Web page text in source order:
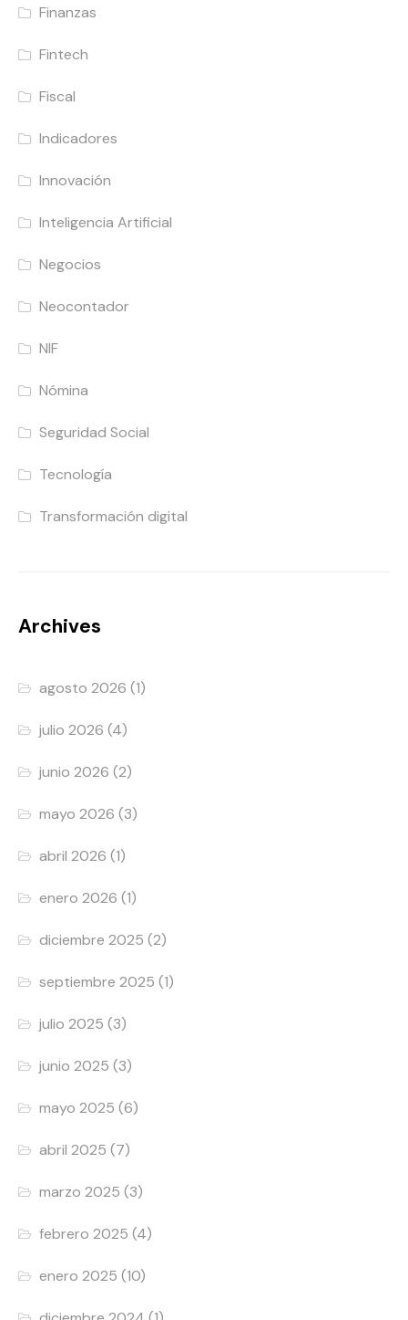
Finanzas
Fintech
Fiscal
Indicadores
Innovación
Inteligencia Artificial
Negocios
Neocontador
NIF
Nómina
Seguridad Social
Tecnología
Transformación digital
Archives
agosto 2026 (1)
julio 2026 (4)
junio 2026 (2)
mayo 2026 (3)
abril 2026 (1)
enero 2026 (1)
diciembre 2025 (2)
septiembre 2025 (1)
julio 2025 (3)
junio 2025 (3)
mayo 2025 (6)
abril 2025 (7)
marzo 2025 (3)
febrero 2025 (4)
enero 2025 (10)